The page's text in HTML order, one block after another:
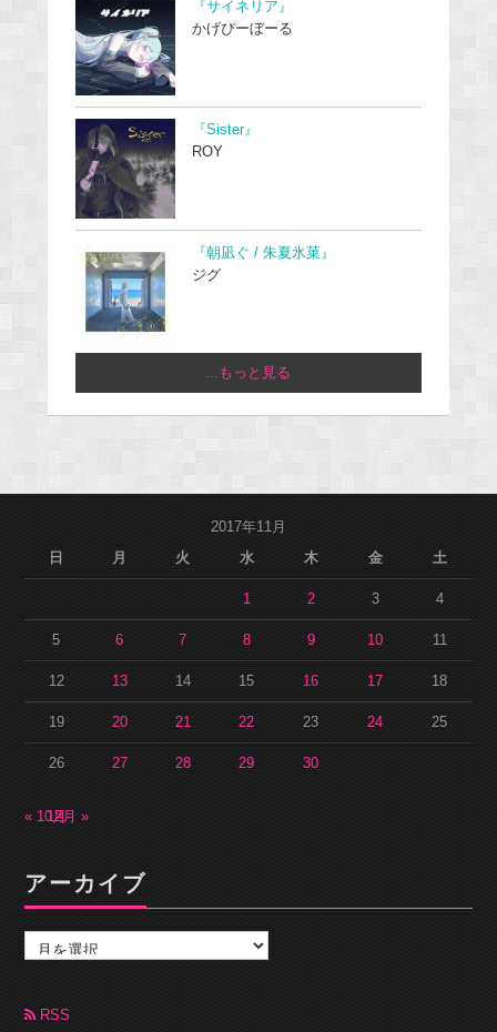
『サイネリア』
かげぴーぼーる
『Sister』
ROY
『朝凪ぐ / 朱夏氷菓』
ジグ
...もっと見る
2017年11月
日
月 火 水 木 金 土
1 2 3 4
5 6 7 8 9 10 11
12 13 14 15 16 17 18
19 20 21 22 23 24 25
26 27 28 29 30
« 10月12月 »
アーカイブ
カ
ブ RSS